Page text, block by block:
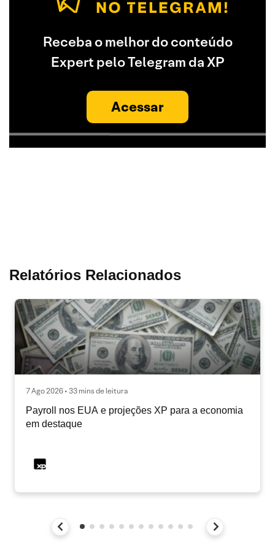
Receba o melhor do conteúdo
Expert pelo Telegram da XP
Acessar
Relatórios Relacionados
7 Ago 2026 • 33 mins de leitura
Payroll nos EUA e projeções XP para a economia
em destaque